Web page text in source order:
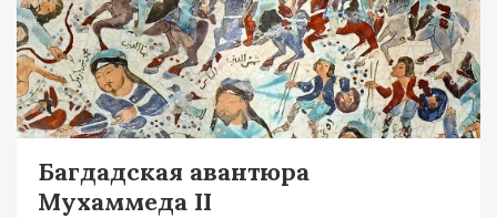
Багдадская авантюра
Мухаммеда II